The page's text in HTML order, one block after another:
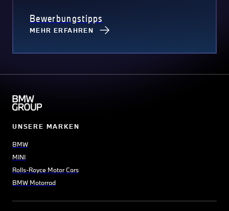
Bewerbungstipps
MEHR ERFAHREN
UNSERE MARKEN
BMW
MINI
Rolls-Royce Motor Cars
BMW Motorrad